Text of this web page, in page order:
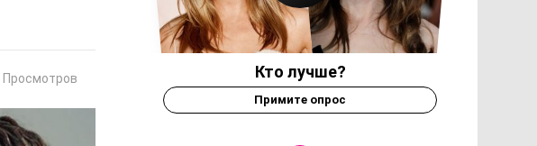
Просмотров Кто лучше?
Примите опрос